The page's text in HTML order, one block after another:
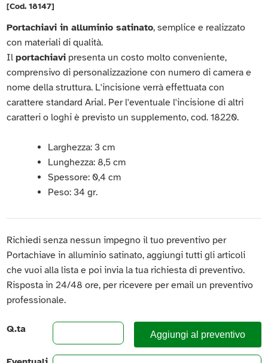
[Cod. 18147]
Portachiavi in alluminio satinato, semplice e realizzato
con materiali di qualità.
Ilportachiavi presenta un costo molto conveniente,
comprensivo di personalizzazione con numero di camera e
nome della struttura. L'incisione verrà effettuata con
carattere standard Arial. Per l'eventuale l'incisione di altri
caratteri o loghi è previsto un supplemento, cod. 18220.
Larghezza: 3 cm
Lunghezza: 8,5 cm
Spessore: 0,4 cm
Peso: 34 gr.
Richiedi senza nessun impegno il tuo preventivo per
Portachiave in alluminio satinato, aggiungi tutti gli articoli
che vuoi alla lista e poi invia la tua richiesta di preventivo.
Risposta in 24/48 ore, per ricevere per email un preventivo
professionale.
Q.ta Aggiungi al preventivo